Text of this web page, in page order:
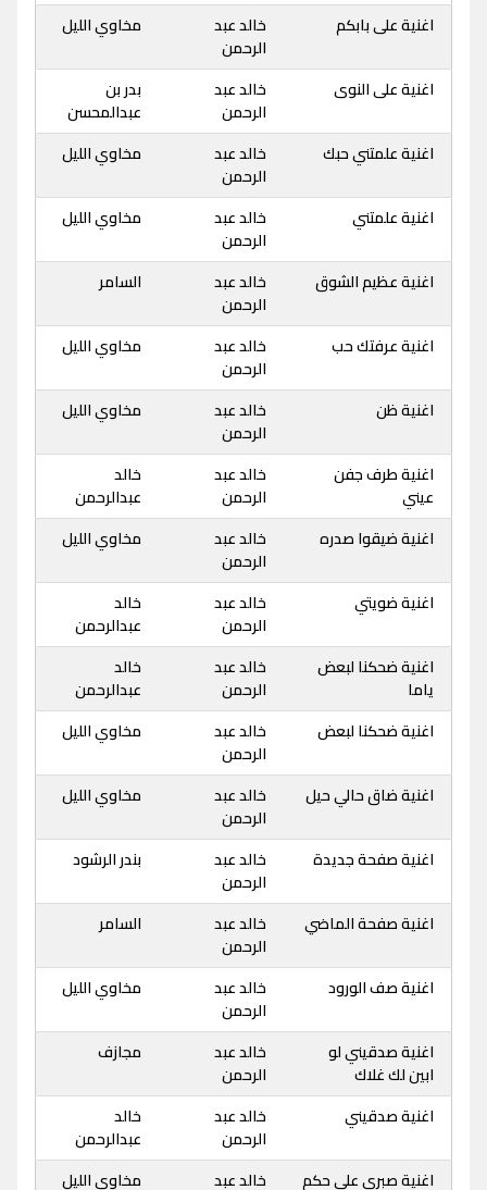
اغنية على بابكم
خالد عبد
الرحمن
مخاوي الليل
اغنية على النوى
خالد عبد
الرحمن
بدر بن
عبدالمحسن
اغنية علمتني حبك
خالد عبد
الرحمن
مخاوي الليل
اغنية علمتني
خالد عبد
الرحمن
مخاوي الليل
اغنية عظيم الشوق
خالد عبد
الرحمن
السامر
اغنية عرفتك حب
خالد عبد
الرحمن
مخاوي الليل
اغنية ظن
خالد عبد
الرحمن
مخاوي الليل
اغنية طرف جفن
عيني
خالد عبد
الرحمن
خالد
عبدالرحمن
اغنية ضيقوا صدره
خالد عبد
الرحمن
مخاوي الليل
اغنية ضويتي
خالد عبد
الرحمن
خالد
عبدالرحمن
اغنية ضحكنا لبعض
ياما
خالد عبد
الرحمن
خالد
عبدالرحمن
اغنية ضحكنا لبعض
خالد عبد
الرحمن
مخاوي الليل
اغنية ضاق حالي حيل
خالد عبد
الرحمن
مخاوي الليل
اغنية صفحة جديدة
خالد عبد
الرحمن
بندر الرشود
اغنية صفحة الماضي
خالد عبد
الرحمن
السامر
اغنية صف الورود
خالد عبد
الرحمن
مخاوي الليل
اغنية صدقيني لو
ابين لك غلاك
خالد عبد
الرحمن
مجازف
اغنية صدقيني
خالد عبد
الرحمن
خالد
عبدالرحمن
اغنية صبري على حكم
خالد عبد
مخاوي الليل